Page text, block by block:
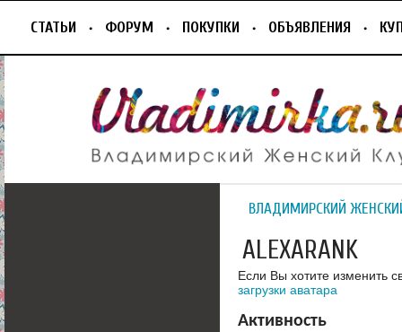
СТАТЬИ ФОРУМ ПОКУПКИ ОБЪЯВЛЕНИЯ
ВЛАДИМИРСКИЙ
ALEXARANK
Если Вы хотите изменить
загрузки аватара
Активность